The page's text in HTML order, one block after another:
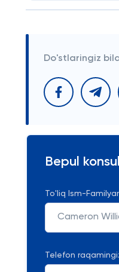
Do'stlaringiz
Bepul
To'liq Ism-
Telefon